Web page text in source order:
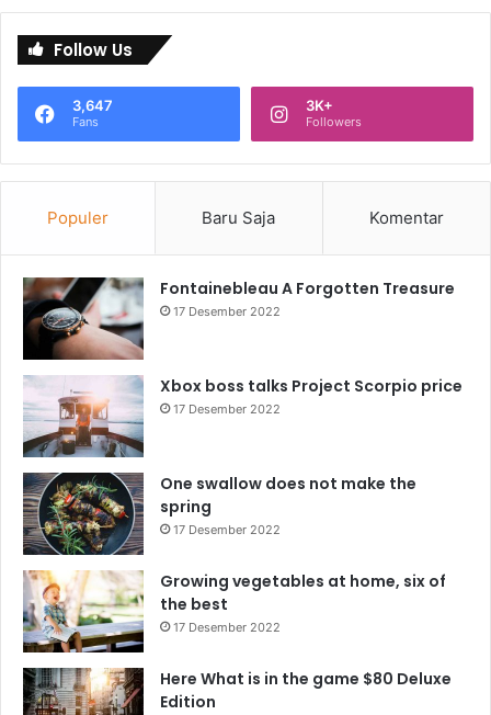
Follow Us
3,647
Fans
3K+
Followers
Populer Baru Saja Komentar
Fontainebleau A Forgotten Treasure
17 Desember 2022
Xbox boss talks Project Scorpio price
17 Desember 2022
One swallow does not make the
spring
17 Desember 2022
Growing vegetables at home, six of
the best
17 Desember 2022
Here What is in the game $80 Deluxe
Edition